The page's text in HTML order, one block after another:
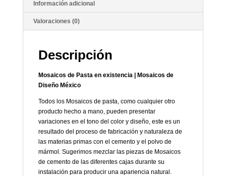
Información adicional
Valoraciones (0)
Descripción
Mosaicos de Pasta en existencia | Mosaicos de
Diseño México
Todos los Mosaicos de pasta, como cualquier otro
producto hecho a mano, pueden presentar
variaciones en el tono del color y diseño, este es un
resultado del proceso de fabricación y naturaleza de
las materias primas con el cemento y el polvo de
mármol. Sugerimos mezclar las piezas de Mosaicos
de cemento de las diferentes cajas durante su
instalación para producir una apariencia natural.